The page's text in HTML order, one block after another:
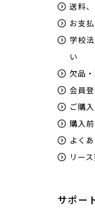
送料
お支
学校
い
欠品
会員
ご購
購入
よく
リー
サポー